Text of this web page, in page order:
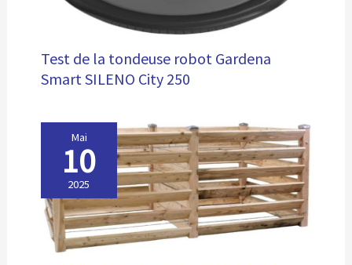
Test de la tondeuse robot Gardena
Smart SILENO City 250
Mai
10
2025